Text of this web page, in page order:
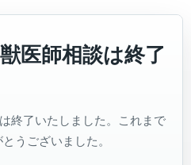
医師相談は終了
終了いたしました。これまで
うございました。